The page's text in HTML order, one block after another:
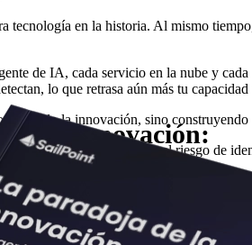
en la historia. Al mismo
de IA, cada servicio en la nube y
lo que retrasa aún más tu capacidad
la innovación, sino
en tres pasos, para reducir el riesgo de
de la identidad cuando las
derechos huérfanos en la nube hasta IA
la innovación:
ritmo de la IA
en tres pasos, para reducir el riesgo de
impulsada por IA.